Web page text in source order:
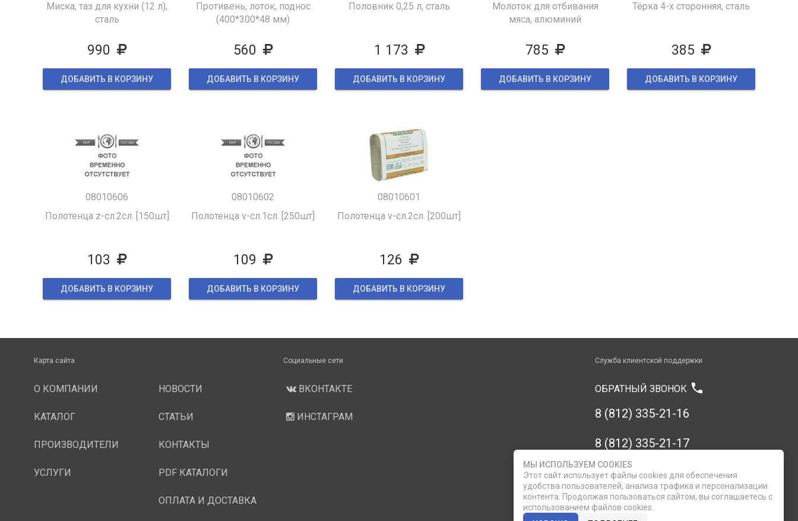
Миска, таз для кухни (12 л),
сталь
990
ДОБАВИТЬ В КОРЗИНУ
Противень, лоток, поднос
(400*300*48 мм)
560
ДОБАВИТЬ В КОРЗИНУ
Половник 0,25 л, сталь
1 173
ДОБАВИТЬ В КОРЗИНУ
Молоток для отбивания
мяса, алюминий
785
ДОБАВИТЬ В КОРЗИНУ
Тёрка 4-х сторонняя, сталь
385
ДОБАВИТЬ В КОРЗИНУ
08010606
Полотенца z-сл.2сл. [150шт]
103
ДОБАВИТЬ В КОРЗИНУ
08010602
Полотенца v-сл.1сл. [250шт]
109
ДОБАВИТЬ В КОРЗИНУ
08010601
Полотенца v-сл.2сл. [200шт]
126
ДОБАВИТЬ В КОРЗИНУ
Карта сайта
О КОМПАНИИ
КАТАЛОГ
ПРОИЗВОДИТЕЛИ
УСЛУГИ
НОВОСТИ
СТАТЬИ
КОНТАКТЫ
PDF КАТАЛОГИ
ОПЛАТА И ДОСТАВКА
Социальные сети
ВКОНТАКТЕ
ИНСТАГРАМ
Служба клиентской поддержки
ОБРАТНЫЙ ЗВОНОК phone
8 (812) 335-21-16
8 (812) 335-21-17
7 (911) 947-43-48
МЫ ИСПОЛЬЗУЕМ COOKIES
Этот сайт использует файлы cookies для обеспечения
удобства пользователей, анализа трафика и персонализации
контента. Продолжая пользоваться сайтом, вы соглашаетесь с
использованием файлов cookies.